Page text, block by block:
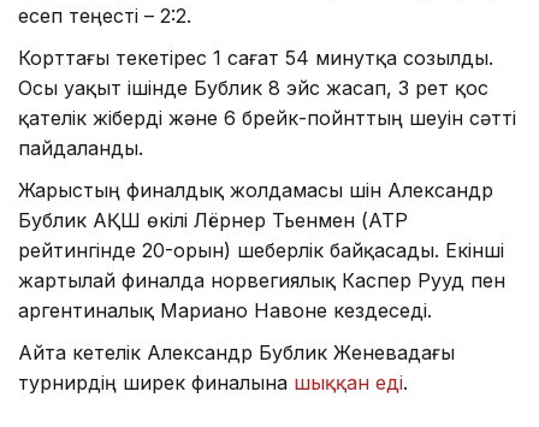
есеп теңесті – 2:2.
Корттағы текетірес 1 сағат 54 минутқа созылды.
Осы уақыт ішінде Бублик 8 эйс жасап, 3 рет қос
қателік жіберді және 6 брейк-пойнттың үшеуін сәтті
пайдаланды.
Жарыстың финалдық жолдамасы үшін Александр
Бублик АҚШ өкілі Лёрнер Тьенмен (АТР
рейтингінде 20-орын) шеберлік байқасады. Екінші
жартылай финалда норвегиялық Каспер Рууд пен
аргентиналық Мариано Навоне кездеседі.
Айта кетелік Александр Бублик Женевадағы
турнирдің ширек финалына шыққан еді.